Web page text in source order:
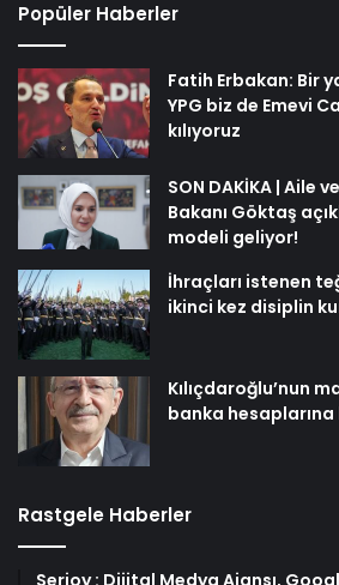
Popüler Haberler
Fatih Erbakan: Bir
YPG biz de Emevi
kılıyoruz
SON DAKİKA | Aile
Bakanı Göktaş
modeli geliyor!
İhraçları istenen
ikinci kez disiplin
Kılıçdaroğlu’nun
banka
Rastgele Haberler